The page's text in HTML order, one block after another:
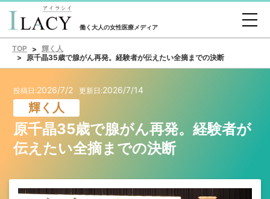
働く大人の女性医療メディア
TOP
輝く人
原千晶35歳で腺がん再発。経験者が伝えたい全摘までの決断
投稿日:2026/7/2 更新日:2026/7/14
輝く人
原千晶35歳で腺がん再発。経験者が
伝えたい全摘までの決断